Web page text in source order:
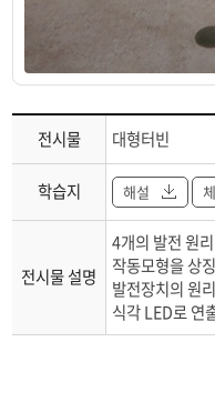
전시관
설명전시물 대형터빈
학습지 해설
전시물 설명
4개의 발전 원
작동모형을 상
발전장치의 원
식각 LED로 연